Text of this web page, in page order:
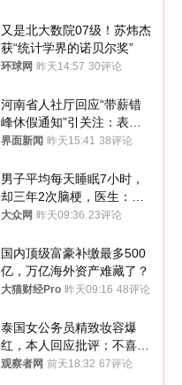
又是北大数院07级！苏炜杰
获“统计学界的诺贝尔奖”
环球网 昨天14:57 30评论
河南省人社厅回应“带薪错
峰休假通知”引关注：表述
不够准确，待修改后印发
界面新闻 昨天15:41 38评论
男子平均每天睡眠7小时，
却三年2次脑梗，医生：这
样睡觉更伤身
大众网 昨天09:36 23评论
国内顶级富豪补缴最多500
亿，万亿海外资产难藏了？
大猫财经Pro 昨天09:16 48评论
泰国女公务员精致妆容爆
红，本人回应批评：不喜欢
就别看
观察者网 前天18:32 67评论